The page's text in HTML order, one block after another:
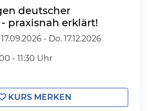
deutscher
praxisnah erklärt!
17.09.2026 - Do. 17.12.2026
- 11:30 Uhr
KURS MERKEN